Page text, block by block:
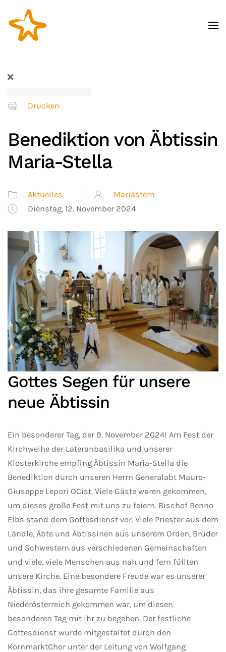
Zum Hauptinhalt springen
Drucken
Benediktion von Äbtissin
Maria-Stella
Aktuelles
Mariastern
Dienstag, 12. November 2024
Gottes Segen für unsere
neue Äbtissin
Ein besonderer Tag, der 9. November 2024! Am Fest der
Kirchweihe der Lateranbasilika und unserer
Klosterkirche empfing Äbtissin Maria-Stella die
Benediktion durch unseren Herrn Generalabt Mauro-
Giuseppe Lepori OCist. Viele Gäste waren gekommen,
um dieses große Fest mit uns zu feiern. Bischof Benno
Elbs stand dem Gottesdienst vor. Viele Priester aus dem
Ländle, Äbte und Äbtissinen aus unserem Orden, Brüder
und Schwestern aus verschiedenen Gemeinschaften
und viele, viele Menschen aus nah und fern füllten
unsere Kirche. Eine besondere Freude war es unserer
Äbtissin, das ihre gesamte Familie aus
Niederösterreich gekommen war, um diesen
besonderen Tag mit ihr zu begehen. Der festliche
Gottesdienst wurde mitgestaltet durch den
KornmarktChor unter der Leitung von Wolfgang